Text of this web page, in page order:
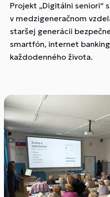
Projekt „Digitálni seniori“
v medzigeneračnom
staršej generácii
smartfón, internet
každodenného života.